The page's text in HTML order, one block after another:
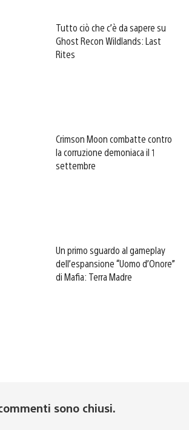
Tutto ciò che c’è da sapere su
Ghost Recon Wildlands: Last
Rites
Crimson Moon combatte contro
la corruzione demoniaca il 1
settembre
Un primo sguardo al gameplay
dell’espansione “Uomo d’Onore”
di Mafia: Terra Madre
sono chiusi.